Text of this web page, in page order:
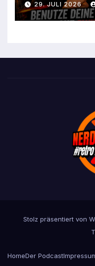
29. JULI 2026
Stolz präsentiert von
HomeDer Podcast